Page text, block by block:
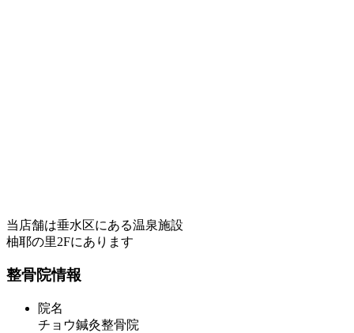
当店舗は垂水区にある温泉施設
柚耶の里2Fにあります
整骨院情報
院名
チョウ鍼灸整骨院